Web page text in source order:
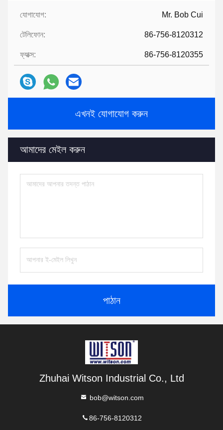
যোগাযোগ: Mr. Bob Cui
টেলিফোন: 86-756-8120312
ফ্যাক্স: 86-756-8120355
এখনই যোগাযোগ করুন
আমাদের মেইল ​​করুন
পাঠান
Zhuhai Witson Industrial Co., Ltd
bob@witson.com
86-756-8120312